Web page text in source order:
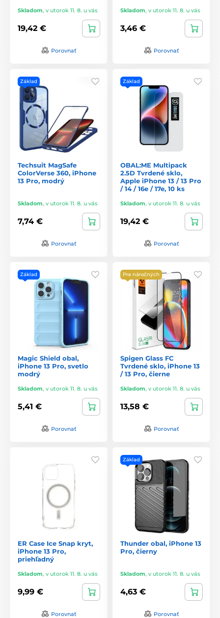
Skladom, v utorok 11. 8. u vás
19,42 €
Porovnať
Skladom, v utorok 11. 8. u vás
3,46 €
Porovnať
Základ
Techsuit MagSafe
ColorVerse 360, iPhone
13 Pro, modrý
Skladom, v utorok 11. 8. u vás
7,74 €
Porovnať
Základ
OBAL:ME Multipack
2.5D Tvrdené sklo,
Apple iPhone 13 / 13 Pro
/ 14 / 16e / 17e, 10 ks
Skladom, v utorok 11. 8. u vás
19,42 €
Porovnať
Základ
Magic Shield obal,
iPhone 13 Pro, svetlo
modrý
Skladom, v utorok 11. 8. u vás
5,41 €
Porovnať
Pre náročných
Spigen Glass FC
Tvrdené sklo, iPhone 13
/ 13 Pro, čierne
Skladom, v utorok 11. 8. u vás
13,58 €
Porovnať
ER Case Ice Snap kryt,
iPhone 13 Pro,
priehľadný
Skladom, v utorok 11. 8. u vás
9,99 €
Porovnať
Základ
Thunder obal, iPhone 13
Pro, čierny
Skladom, v utorok 11. 8. u vás
4,63 €
Porovnať